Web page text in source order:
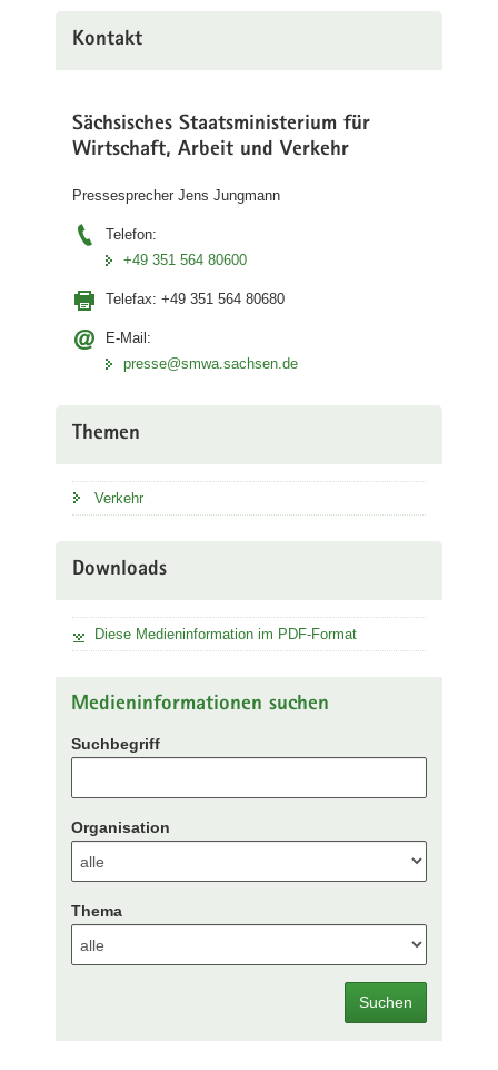
Kontakt
Sächsisches Staatsministerium für
Wirtschaft, Arbeit und Verkehr
Pressesprecher Jens Jungmann
Telefon:
+49 351 564 80600
Telefax: +49 351 564 80680
E-Mail:
presse@smwa.sachsen.de
Themen
Verkehr
Downloads
Diese Medieninformation im PDF-Format
Medieninformationen suchen
Suchbegriff
Organisation
Thema
Suchen